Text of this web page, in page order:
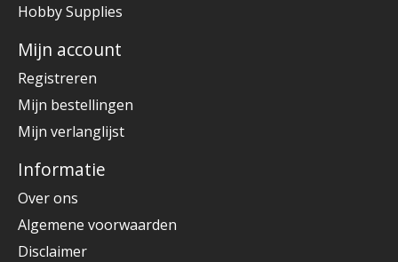
Hobby Supplies
Mijn account
Registreren
Mijn bestellingen
Mijn verlanglijst
Informatie
Over ons
Algemene voorwaarden
Disclaimer